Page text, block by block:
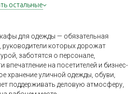
остальные
для одежды — обязательная
руководители которых дорожат
заботятся о персонале,
впечатление на посетителей и бизнес-
хранение уличной одежды, обуви,
поддерживать деловую атмосферу,